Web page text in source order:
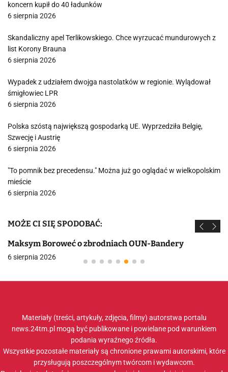
koncern kupił do 40 ładunków
6 sierpnia 2026
Skandaliczny apel Terlikowskiego. Chce wyrzucać mundurowych z
list Korony Brauna
6 sierpnia 2026
Wypadek z udziałem dwojga nastolatków w regionie. Wylądował
śmigłowiec LPR
6 sierpnia 2026
Polska szóstą największą gospodarką UE. Wyprzedziła Belgię,
Szwecję i Austrię
6 sierpnia 2026
"To pomnik bez precedensu." Można już go oglądać w wielkopolskim
mieście
6 sierpnia 2026
MOŻE CI SIĘ SPODOBAĆ:
Maksym Boroweć o zbrodniach OUN-Bandery
6 sierpnia 2026
Materiały (treści, artykuły, zdjęcia, filmy) autorstwa portalu
news.24tm.pl mogą być publikowane i powielane pod warunkiem
podania wyraźnego źródła.
Wszystkie pozostałe materiały są chronione prawami autorskimi, które
przysługują poszczególnym twórcom i wydawcom.